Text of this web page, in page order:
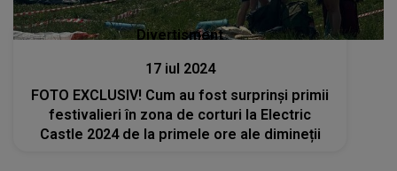
Divertisment
17 iul 2024
FOTO EXCLUSIV! Cum au fost surprinși primii
festivalieri în zona de corturi la Electric
Castle 2024 de la primele ore ale dimineții